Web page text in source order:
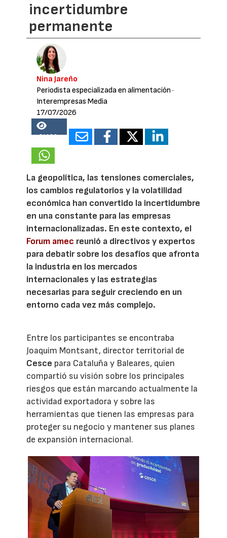
incertidumbre
permanente
Nina Jareño
Periodista especializada en alimentación ·
Interempresas Media
17/07/2026
24186
La geopolítica, las tensiones comerciales,
los cambios regulatorios y la volatilidad
económica han convertido la incertidumbre
en una constante para las empresas
internacionalizadas. En este contexto, el
Forum amec reunió a directivos y expertos
para debatir sobre los desafíos que afronta
la industria en los mercados
internacionales y las estrategias
necesarias para seguir creciendo en un
entorno cada vez más complejo.
Entre los participantes se encontraba
Joaquim Montsant, director territorial de
Cesce para Cataluña y Baleares, quien
compartió su visión sobre los principales
riesgos que están marcando actualmente la
actividad exportadora y sobre las
herramientas que tienen las empresas para
proteger su negocio y mantener sus planes
de expansión internacional.